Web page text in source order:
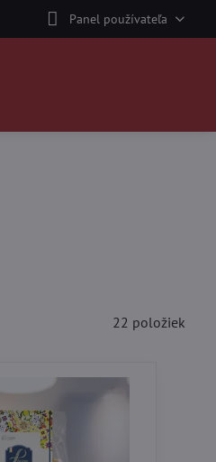
Panel používateľa
22 položiek